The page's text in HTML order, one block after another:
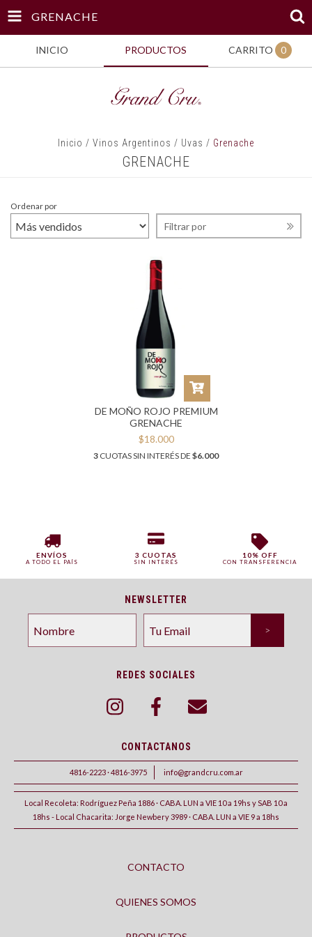
GRENACHE
INICIO PRODUCTOS CARRITO 0
Inicio / Vinos Argentinos / Uvas / Grenache
GRENACHE
Ordenar por
Filtrar por
DE MOÑO ROJO PREMIUM
GRENACHE
$18.000
3 CUOTAS SIN INTERÉS DE $6.000
ENVÍOS
A TODO EL PAÍS
3 CUOTAS
SIN INTERÉS
10% OFF
CON TRANSFERENCIA
NEWSLETTER
REDES SOCIALES
CONTACTANOS
4816-2223 · 4816-3975 info@grandcru.com.ar
Local Recoleta: Rodríguez Peña 1886 · CABA. LUN a VIE 10 a 19hs y SAB 10 a
18hs - Local Chacarita: Jorge Newbery 3989 · CABA. LUN a VIE 9 a 18hs
CONTACTO
QUIENES SOMOS